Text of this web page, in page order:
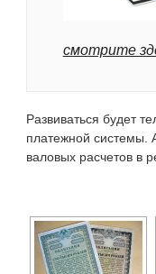
смотрите
Развиваться будет
платежной системы.
валовых расчетов в